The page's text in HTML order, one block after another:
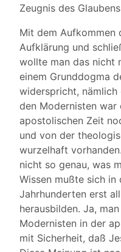
Zeugnis des
Mit dem Aufkommen
Aufklärung und
wollte man das nicht
einem Grunddogma
widerspricht, nämlich
den Modernisten war
apostolischen Zeit
und von der
wurzelhaft
nicht so genau, was
Wissen mußte sich in
Jahrhunderten erst
herausbilden. Ja,
Modernisten in der
mit Sicherheit, daß